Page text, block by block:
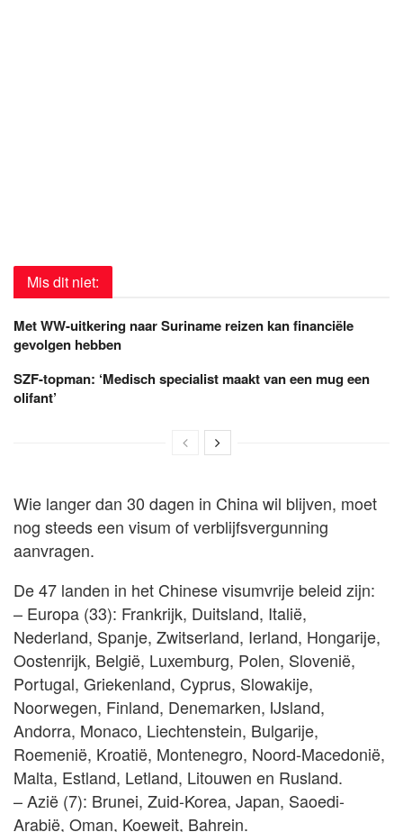
Mis dit niet:
Met WW-uitkering naar Suriname reizen kan financiële
gevolgen hebben
SZF-topman: ‘Medisch specialist maakt van een mug een
olifant’
Wie langer dan 30 dagen in China wil blijven, moet
nog steeds een visum of verblijfsvergunning
aanvragen.
De 47 landen in het Chinese visumvrije beleid zijn:
– Europa (33): Frankrijk, Duitsland, Italië,
Nederland, Spanje, Zwitserland, Ierland, Hongarije,
Oostenrijk, België, Luxemburg, Polen, Slovenië,
Portugal, Griekenland, Cyprus, Slowakije,
Noorwegen, Finland, Denemarken, IJsland,
Andorra, Monaco, Liechtenstein, Bulgarije,
Roemenië, Kroatië, Montenegro, Noord-Macedonië,
Malta, Estland, Letland, Litouwen en Rusland.
– Azië (7): Brunei, Zuid-Korea, Japan, Saoedi-
Arabië, Oman, Koeweit, Bahrein.